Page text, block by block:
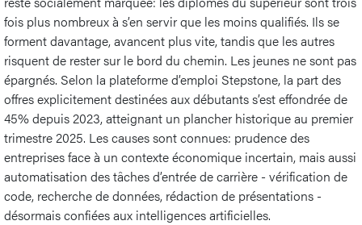
fois plus nombreux à s’en servir que les moins qualifiés. Ils se
forment davantage, avancent plus vite, tandis que les autres
risquent de rester sur le bord du chemin. Les jeunes ne sont pas
épargnés. Selon la plateforme d’emploi Stepstone, la part des
offres explicitement destinées aux débutants s’est effondrée de
45% depuis 2023, atteignant un plancher historique au premier
trimestre 2025. Les causes sont connues: prudence des
entreprises face à un contexte économique incertain, mais aussi
automatisation des tâches d’entrée de carrière - vérification de
code, recherche de données, rédaction de présentations -
désormais confiées aux intelligences artificielles.